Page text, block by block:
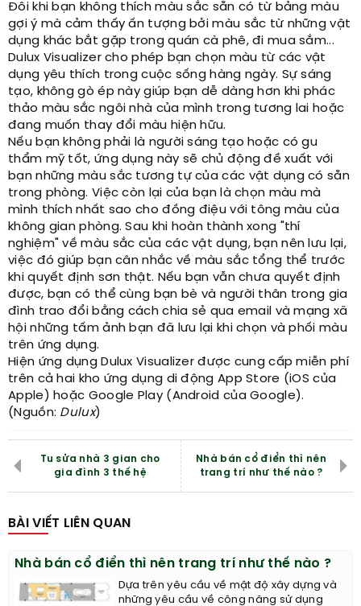
Đôi khi bạn không thích màu sắc sẵn có từ bảng màu
gợi ý mà cảm thấy ấn tượng bởi màu sắc từ những vật
dụng khác bắt gặp trong quán cà phê, đi mua sắm...
Dulux Visualizer cho phép bạn chọn màu từ các vật
dụng yêu thích trong cuộc sống hàng ngày. Sự sáng
tạo, không gò ép này giúp bạn dễ dàng hơn khi phác
thảo màu sắc ngôi nhà của mình trong tương lai hoặc
đang muốn thay đổi màu hiện hữu.
Nếu bạn không phải là người sáng tạo hoặc có gu
thẩm mỹ tốt, ứng dụng này sẽ chủ động đề xuất với
bạn những màu sắc tương tự của các vật dụng có sẵn
trong phòng. Việc còn lại của bạn là chọn màu mà
mình thích nhất sao cho đồng điệu với tông màu của
không gian phòng. Sau khi hoàn thành xong "thí
nghiệm" về màu sắc của các vật dụng, bạn nên lưu lại,
việc đó giúp bạn cân nhắc về màu sắc tổng thể trước
khi quyết định sơn thật. Nếu bạn vẫn chưa quyết định
được, bạn có thể cùng bạn bè và người thân trong gia
đình trao đổi bằng cách chia sẻ qua email và mạng xã
hội những tấm ảnh bạn đã lưu lại khi chọn và phối màu
trên ứng dụng.
Hiện ứng dụng Dulux Visualizer được cung cấp miễn phí
trên cả hai kho ứng dụng di động App Store (iOS của
Apple) hoặc Google Play (Android của Google).
(Nguồn: Dulux)
Tu sửa nhà 3 gian cho
gia đình 3 thế hệ
Nhà bán cổ điển thì nên
trang trí như thế nào ?
BÀI VIẾT LIÊN QUAN
Nhà bán cổ điển thì nên trang trí như thế nào ?
Dựa trên yêu cầu về mật độ xây dựng và
những yêu cầu về công năng sử dụng